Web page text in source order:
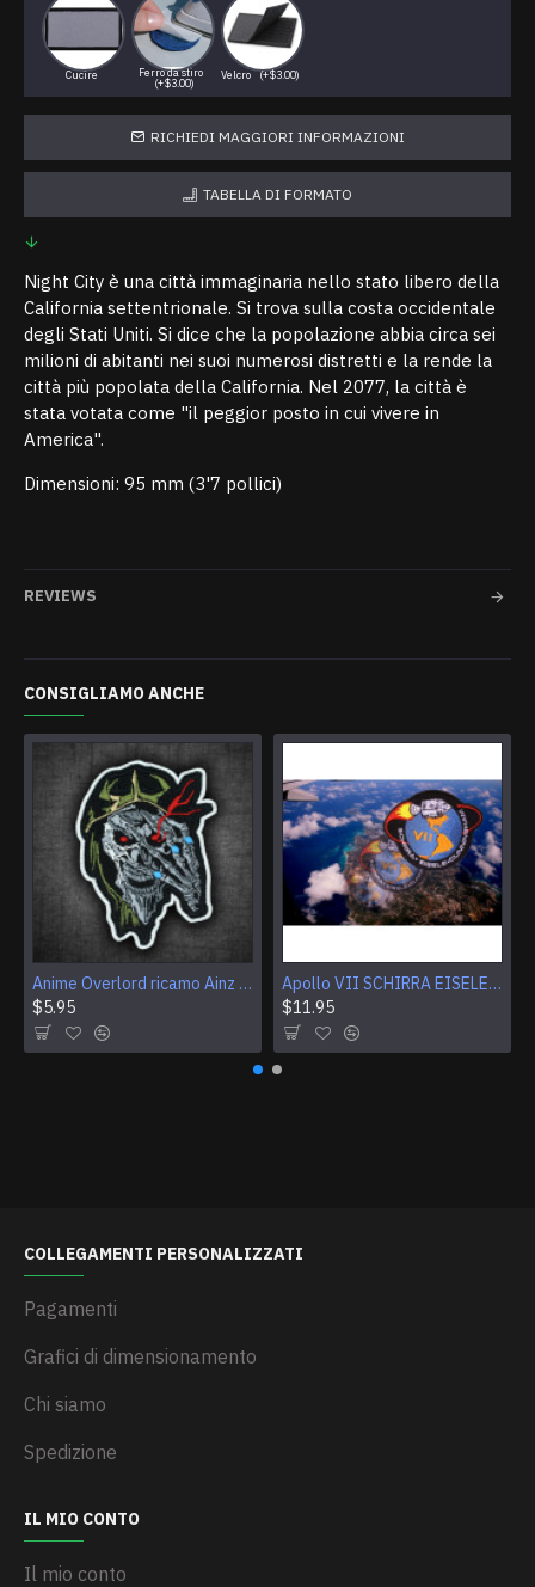
Cucire
Ferro da stiro
(+$3.00)
Velcro (+$3.00)
RICHIEDI MAGGIORI INFORMAZIONI
TABELLA DI FORMATO
Night City è una città immaginaria nello stato libero della
California settentrionale. Si trova sulla costa occidentale
degli Stati Uniti. Si dice che la popolazione abbia circa sei
milioni di abitanti nei suoi numerosi distretti e la rende la
città più popolata della California. Nel 2077, la città è
stata votata come "il peggior posto in cui vivere in
America".
Dimensioni: 95 mm (3'7 pollici)
REVIEWS
CONSIGLIAMO ANCHE
Anime Overlord ricamo Ainz Ooal Gown patch Sorcerer King Iron-on patch Hook and loop Mga ricamato Sew-on patch Halloween Skull gift
$5.95
Apollo VII SCHIRRA EISELE CUNNINGHAM Logo Patch per ricamo NASA
$11.95
COLLEGAMENTI PERSONALIZZATI
Pagamenti
Grafici di dimensionamento
Chi siamo
Spedizione
IL MIO CONTO
Il mio conto